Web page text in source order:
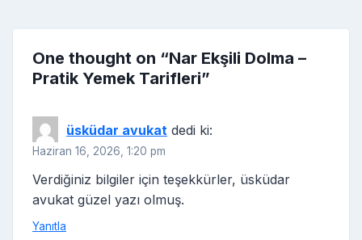
ni
ki
One thought on “Nar Ekşili Dolma –
Pratik Yemek Tarifleri”
üsküdar avukat dedi ki:
Haziran 16, 2026, 1:20 pm
Verdiğiniz bilgiler için teşekkürler, üsküdar
avukat güzel yazı olmuş.
Yanıtla